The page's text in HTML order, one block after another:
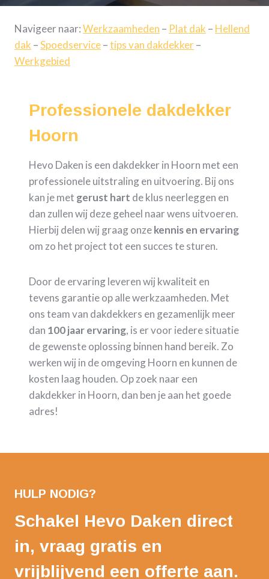
Navigeer naar:Werkzaamheden – Plat dak – Hellend
dak –Spoedservice–tips van dakdekker–
Werkgebied
Professionele dakdekker
Hoorn
Hevo Daken is een dakdekker in Hoorn met een
professionele uitstraling en uitvoering. Bij ons
kan je met gerust hart de klus neerleggen en
dan zullen wij deze geheel naar wens uitvoeren.
Hierbij delen wij graag onzekennis en ervaring
om zo het project tot een succes te sturen.
Door de ervaring leveren wij kwaliteit en
tevens garantie op alle werkzaamheden. Met
ons team van dakdekkers en gezamenlijk meer
dan 100 jaar ervaring, is er voor iedere situatie
de gewenste oplossing binnen hand bereik. Zo
werken wij in de omgeving Hoorn en kunnen de
kosten laag houden. Op zoek naar een
dakdekker in Hoorn, dan ben je aan het goede
adres!
HULP NODIG?
Schakel Hevo Daken direct
in, vraag gratis en
vrijblijvend een offerte aan.